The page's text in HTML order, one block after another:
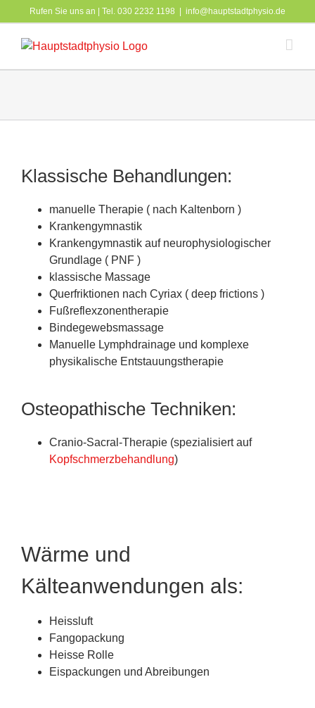
Inhalt
springen
Rufen Sie uns an | Tel. 030 2232 1198 info@hauptstadtphysio.de
Klassische Behandlungen:
manuelle Therapie ( nach Kaltenborn )
Krankengymnastik
Krankengymnastik auf neurophysiologischer
Grundlage ( PNF )
klassische Massage
Querfriktionen nach Cyriax ( deep frictions )
Fußreflexzonentherapie
Bindegewebsmassage
Manuelle Lymphdrainage und komplexe
physikalische Entstauungstherapie
Osteopathische Techniken:
Cranio-Sacral-Therapie (spezialisiert auf
Kopfschmerzbehandlung)
Wärme und
Kälteanwendungen als:
Heissluft
Fangopackung
Heisse Rolle
Eispackungen und Abreibungen